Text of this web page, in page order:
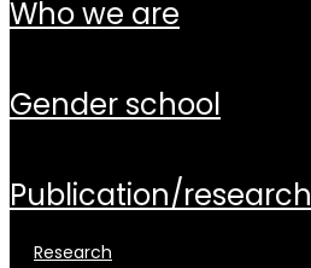
who we are
gender school
publication/research
research